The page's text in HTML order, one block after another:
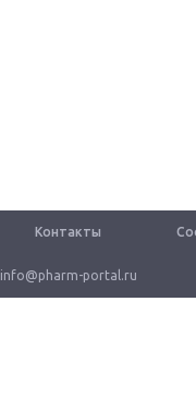
Контакты
info@pharm-portal.ru